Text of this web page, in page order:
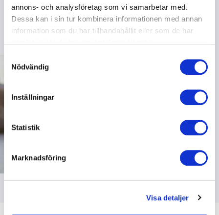
annons- och analysföretag som vi samarbetar med.
Dessa kan i sin tur kombinera informationen med annan
information som du har tillhandahållit eller som de har
Nödvändig
Inställningar
Statistik
Marknadsföring
Visa detaljer